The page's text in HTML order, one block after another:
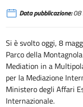
Data pubblicazione:08
Si è svolto oggi, 8
Parco della
Mediation in a
per la Mediazione
Ministero degli Affari
Internazionale.